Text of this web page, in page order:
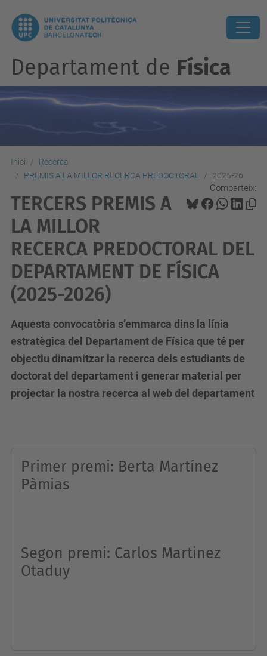
Departament de Física
Inici
Recerca
PREMIS A LA MILLOR RECERCA PREDOCTORAL
2025-26
Comparteix:
TERCERS PREMIS A
LA MILLOR
RECERCA PREDOCTORAL DEL
DEPARTAMENT DE FÍSICA
(2025-2026)
Aquesta convocatòria s’emmarca dins la línia
estratègica del Departament de Física que té per
objectiu dinamitzar la recerca dels estudiants de
doctorat del departament i generar material per
projectar la nostra recerca al web del departament
Primer premi: Berta Martínez
Pàmias
Segon premi: Carlos Martinez
Otaduy